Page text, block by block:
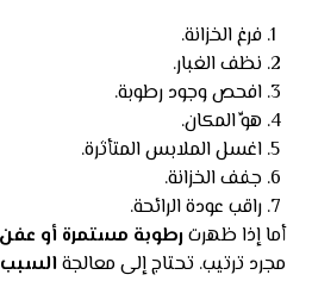
فرغ الخزانة.
نظف الغبار.
افحص وجود رطوبة.
هوِّ المكان.
اغسل الملابس المتأثرة.
جفف الخزانة.
راقب عودة الرائحة.
أما إذا ظهرت رطوبة مستمرة أو عفن
مجرد ترتيب. تحتاج إلى معالجة